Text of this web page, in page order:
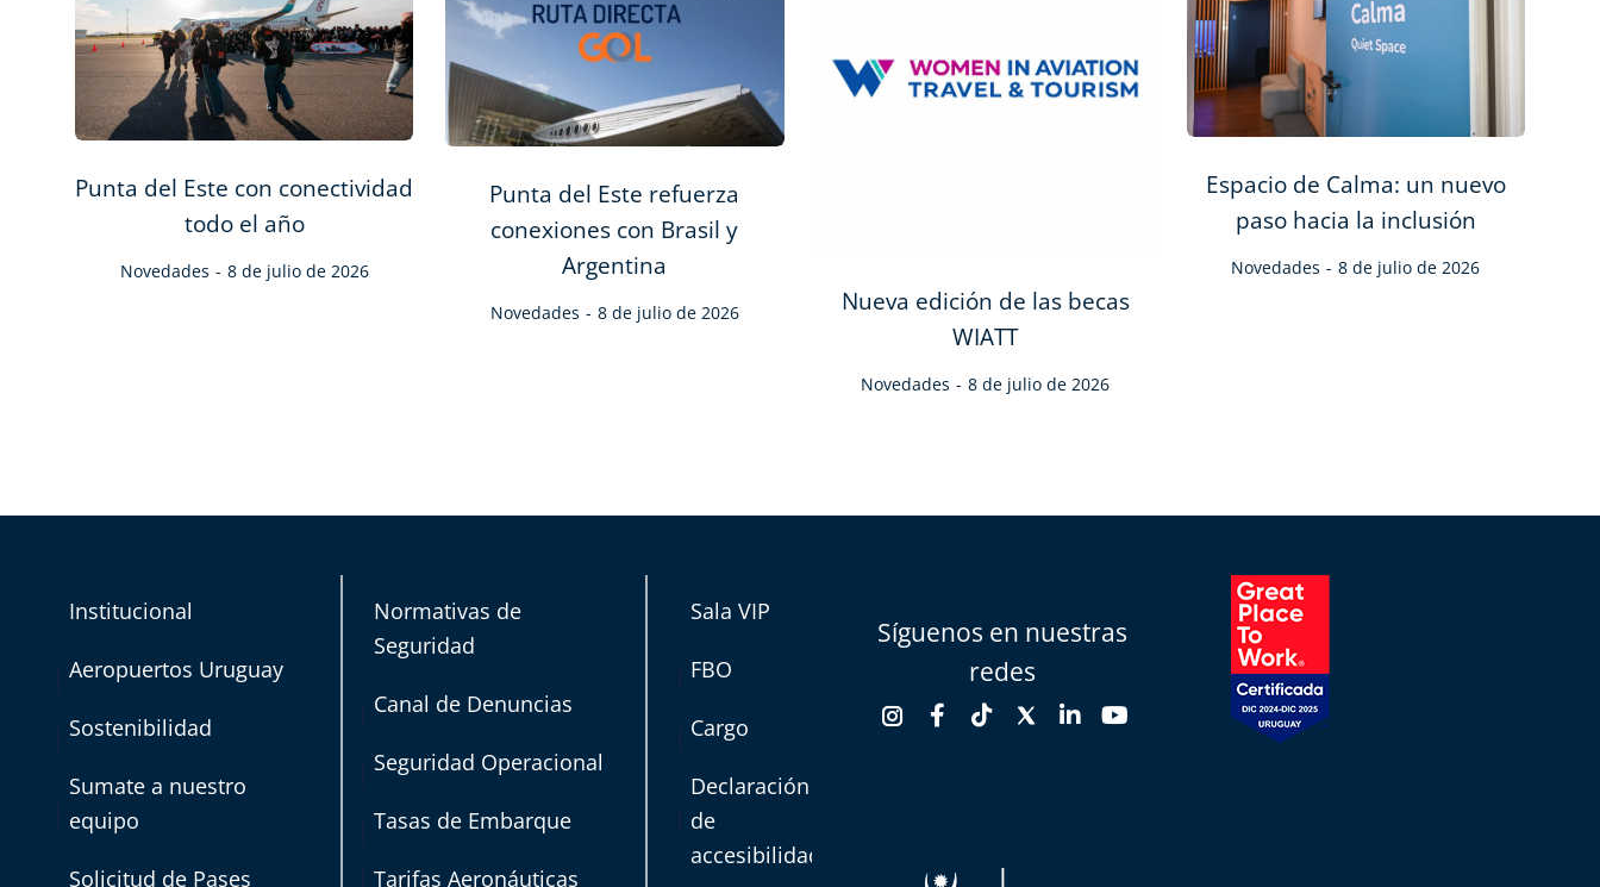
Punta del Este con conectividad
todo el año
Novedades 8 de julio de 2026
Punta del Este refuerza
conexiones con Brasil y
Argentina
Novedades 8 de julio de 2026
Nueva edición de las becas
WIATT
Novedades 8 de julio de 2026
Espacio de Calma: un nuevo
paso hacia la inclusión
Novedades 8 de julio de 2026
Institucional
Aeropuertos Uruguay
Sostenibilidad
Sumate a nuestro
equipo
Solicitud de Pases
Normativas de
Seguridad
Canal de Denuncias
Seguridad Operacional
Tasas de Embarque
Tarifas Aeronáuticas
Sala VIP
FBO
Cargo
Declaración
de
accesibilidad
Síguenos en nuestras
redes